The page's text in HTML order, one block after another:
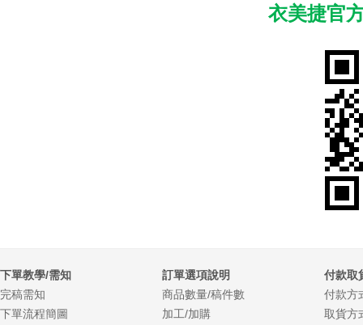
衣美捷官
下單教學/需知
完稿需知
下單流程簡圖
訂單選項說明
商品數量/稿件數
加工/加購
付款取
付款方
取貨方